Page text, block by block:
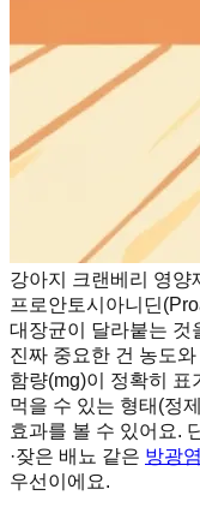
강아지 크랜베리 영양
프로안토시아니딘
대장균이 달라붙는 것
진짜 중요한 건 농도
함량(mg)이 정확히 표
먹을 수 있는 형태(정
효과를 볼 수 있어요.
·잦은 배뇨 같은 방광염
우선이에요.